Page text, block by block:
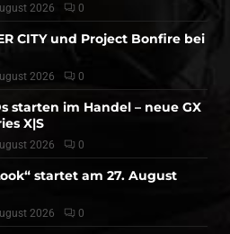
2026 0
CITY und Project Bonfire bei
2026 0
starten im Handel – neue GX
X|S
2026 0
startet am 27. August
2026 0